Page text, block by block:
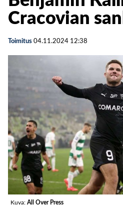
Cracovian
Toimitus 04.11.2024 12:38
Kuva: All Over Press